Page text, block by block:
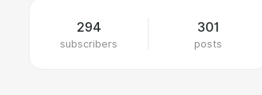
294
subscribers
301
posts